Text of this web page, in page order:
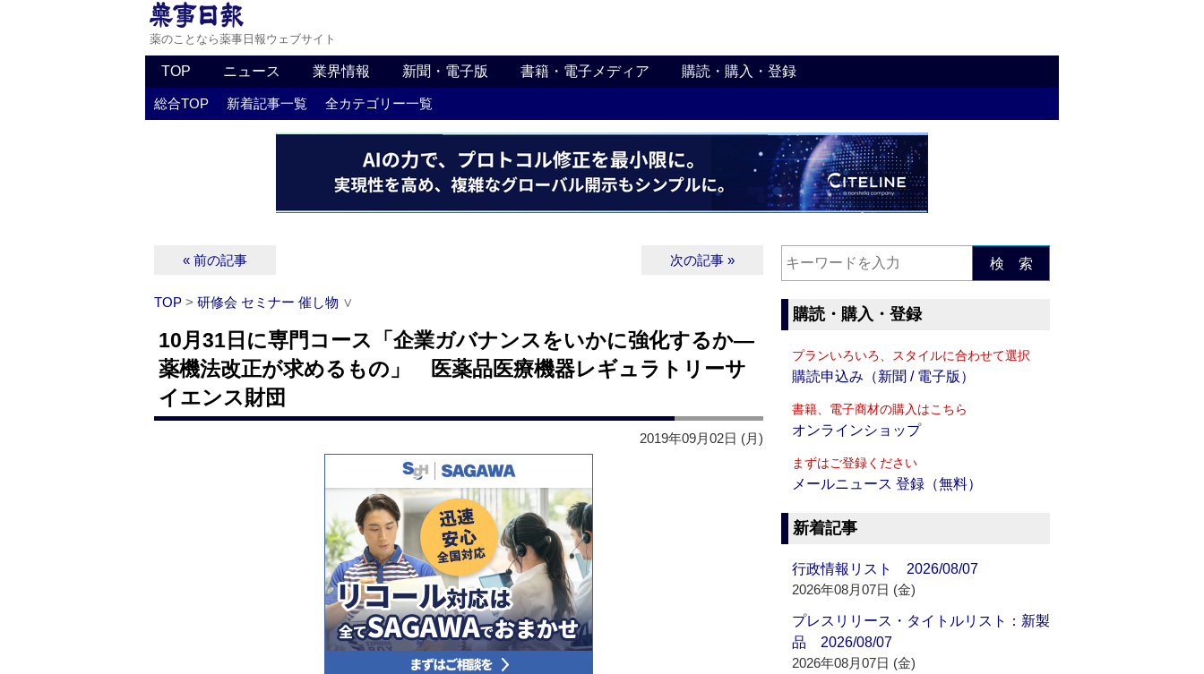
薬のことなら薬事日報ウェブサイト
TOP ニュース 業界情報 新聞・電子版 書籍・電子メディア 購読・購入・登録
総合TOP 新着記事一覧 全カテゴリー一覧
« 前の記事 次の記事 »
TOP > 研修会 セミナー 催し物 ∨
10月31日に専門コース「企業ガバナンスをいかに強化するか―
薬機法改正が求めるもの」 医薬品医療機器レギュラトリーサ
イエンス財団
2019年09月02日 (月)
検 索
購読・購入・登録
プランいろいろ、スタイルに合わせて選択
購読申込み（新聞 / 電子版）
書籍、電子商材の購入はこちら
オンラインショップ
まずはご登録ください
メールニュース 登録（無料）
新着記事
行政情報リスト 2026/08/07
2026年08月07日 (金)
プレスリリース・タイトルリスト：新製
品 2026/08/07
2026年08月07日 (金)